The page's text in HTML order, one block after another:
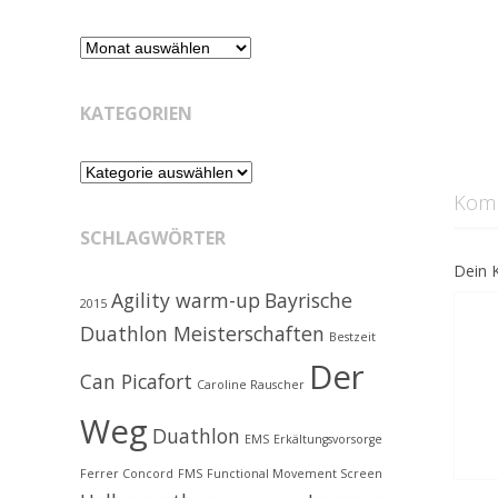
Dein
Retrospektive
KATEGORIEN
Kategorien
SCHLAGWÖRTER
2015 Agility warm-up Bayrische
Duathlon Meisterschaften Bestzeit
Can Picafort Caroline Rauscher Der
Weg Duathlon EMS Erkältungsvorsorge
Ferrer Concord FMS Functional Movement Screen